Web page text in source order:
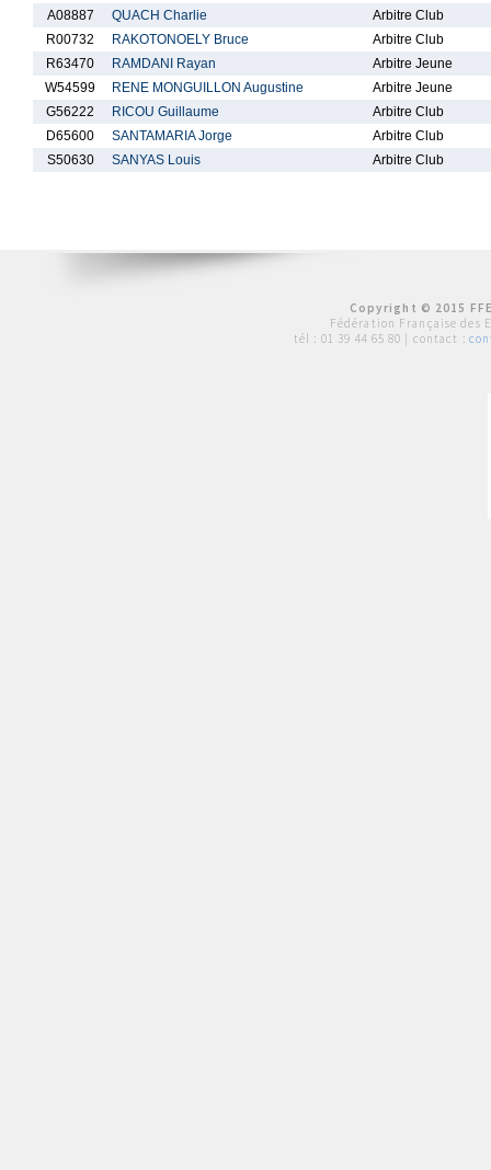
A08887
QUACH Charlie
Arbitre Club
R00732
RAKOTONOELY Bruce
Arbitre Club
R63470
RAMDANI Rayan
Arbitre Jeune
W54599
RENE MONGUILLON Augustine
Arbitre Jeune
G56222
RICOU Guillaume
Arbitre Club
D65600
SANTAMARIA Jorge
Arbitre Club
S50630
SANYAS Louis Arbitre Club
Copyright © 2015
Fédération Française des
tél : 01 39 44 65 80 | contact :